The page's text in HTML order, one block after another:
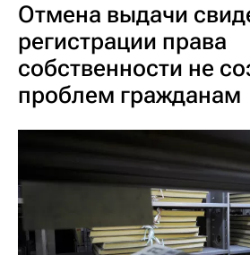
Отмена выдачи
регистрации права
собственности не
проблем гражданам